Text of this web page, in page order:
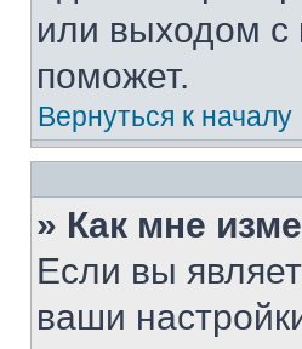
или выходом с
поможет.
Вернуться к началу
» Как мне
Если вы
ваши